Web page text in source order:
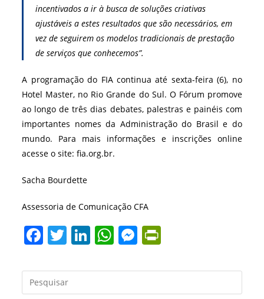
incentivados a ir à busca de soluções criativas
ajustáveis a estes resultados que são necessários, em
vez de seguirem os modelos tradicionais de prestação
de serviços que conhecemos”.
A programação do FIA continua até sexta-feira (6), no
Hotel Master, no Rio Grande do Sul. O Fórum promove
ao longo de três dias debates, palestras e painéis com
importantes nomes da Administração do Brasil e do
mundo. Para mais informações e inscrições online
acesse o site: fia.org.br.
Sacha Bourdette
Assessoria de Comunicação CFA
F
c
e
T
itt
er
Li
k
e
W
at
s
M
ss
e
tF
ri
a